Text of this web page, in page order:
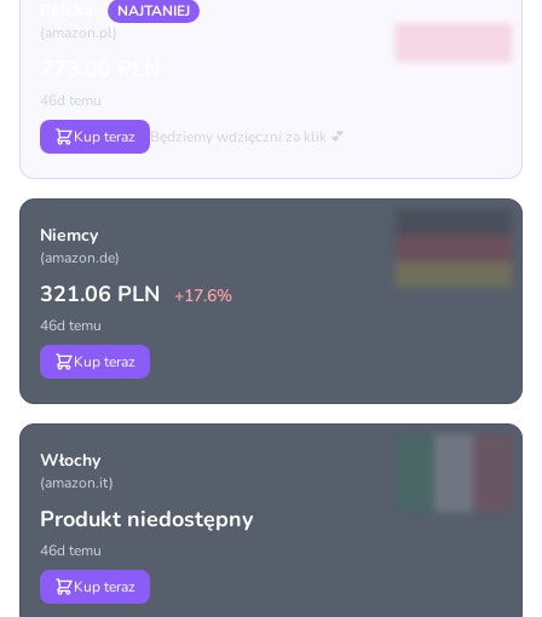
NAJTANIEJ
(amazon.pl)
46d temu
Kup teraz
Będziemy wdzięczni za klik 💕
Niemcy
(amazon.de)
321.06 PLN +17.6%
46d temu
Kup teraz
Włochy
(amazon.it)
Produkt niedostępny
46d temu
Kup teraz